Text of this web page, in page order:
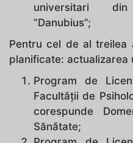
universitari
”Danubius”;
Pentru cel de al
planificate:
Program de
Facultății de
corespunde
Sănătate;